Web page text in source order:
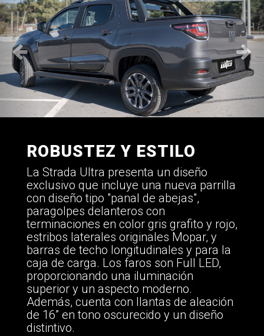
ROBUSTEZ Y ESTILO
La Strada Ultra presenta un diseño
exclusivo que incluye una nueva parrilla
con diseño tipo "panal de abejas",
paragolpes delanteros con
terminaciones en color gris grafito y rojo,
estribos laterales originales Mopar, y
barras de techo longitudinales y para la
caja de carga. Los faros son Full LED,
proporcionando una iluminación
superior y un aspecto moderno.
Además, cuenta con llantas de aleación
de 16” en tono oscurecido y un diseño
distintivo.